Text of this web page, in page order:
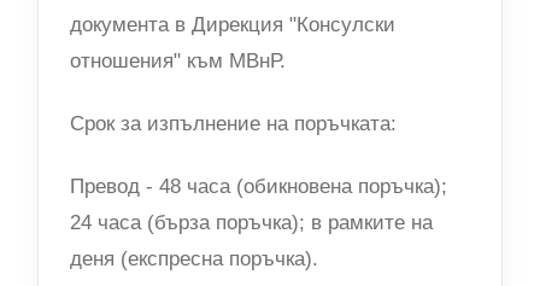
документа в Дирекция "Консулски
отношения" към МВнР.
Срок за изпълнение на поръчката:
Превод - 48 часа (обикновена поръчка);
24 часа (бърза поръчка); в рамките на
деня (експресна поръчка).